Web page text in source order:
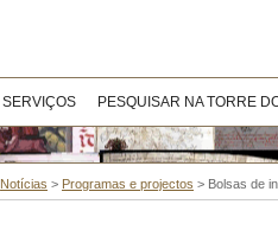
SERVIÇOS PESQUISAR NA TORRE
Notícias > Programas e projectos > Bolsas de